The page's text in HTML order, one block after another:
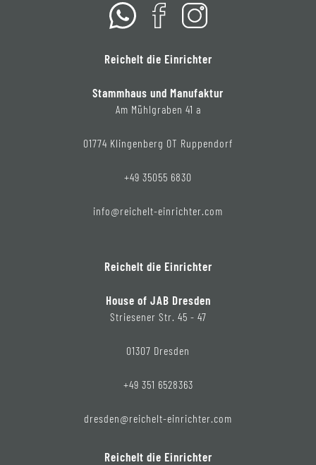
Reichelt die Einrichter
Stammhaus und Manufaktur
Am Mühlgraben 41 a
01774 Klingenberg OT Ruppendorf
+49 35055 6830
info@reichelt-einrichter.com
Reichelt die Einrichter
House of JAB Dresden
Striesener Str. 45 - 47
01307 Dresden
+49 351 6528363
dresden@reichelt-einrichter.com
Reichelt die Einrichter